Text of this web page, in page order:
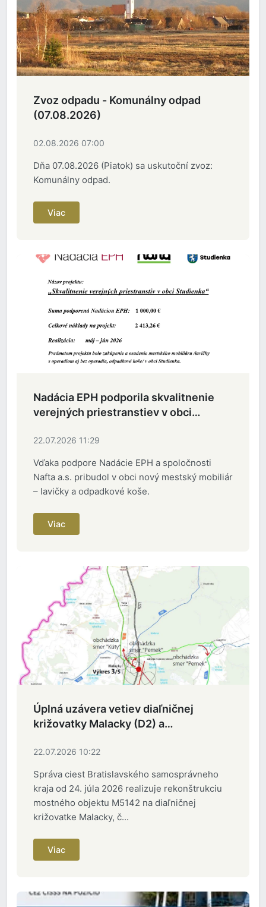
Zvoz odpadu - Komunálny odpad
(07.08.2026)
02.08.2026 07:00
Dňa 07.08.2026 (Piatok) sa uskutoční zvoz:
Komunálny odpad.
Viac
Nadácia EPH podporila skvalitnenie
verejných priestranstiev v obci
22.07.2026 11:29
Vďaka podpore Nadácie EPH a spoločnosti
Nafta a.s. pribudol v obci nový mestský mobiliár
– lavičky a odpadkové koše.
Viac
Úplná uzávera vetiev diaľničnej
križovatky Malacky (D2) a
22.07.2026 10:22
Správa ciest Bratislavského samosprávneho
kraja od 24. júla 2026 realizuje rekonštrukciu
mostného objektu M5142 na diaľničnej
križovatke Malacky, č...
Viac